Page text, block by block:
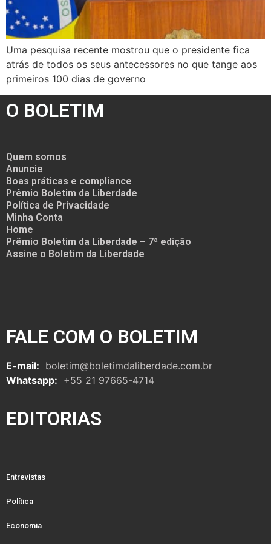
Uma pesquisa recente mostrou que o presidente fica
atrás de todos os seus antecessores no que tange aos
primeiros 100 dias de governo
O BOLETIM
Quem somos
Anuncie
Boas práticas e compliance
Prêmio Boletim da Liberdade
Política de Privacidade
Minha Conta
Home
Prêmio Boletim da Liberdade – 7ª edição
Assine o Boletim da Liberdade
FALE COM O BOLETIM
E-mail: boletim@boletimdaliberdade.com.br
Whatsapp: +55 21 97665-4714
EDITORIAS
Entrevistas
Política
Economia